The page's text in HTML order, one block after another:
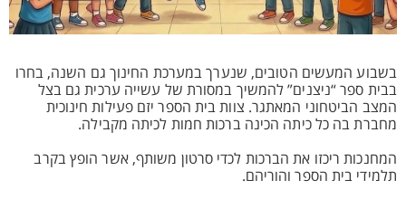
בשבוע המעשים הטובים, שנערך במערכת החינוך גם השנה, בחרו
בבית ספר “ניצנים” להמשיך במסורת של עשייה ערכית גם בצל
המצב הביטחוני המאתגר. צוות בית הספר יזם פעילות חינוכית
מחברת בה כל כיתה הכינה ברכות חמות לכיתה מקבילה.
המחנכות ריכזו את הברכות לכדי סרטון משותף, אשר הופץ בקרב
תלמידי בית הספר והוריהם.